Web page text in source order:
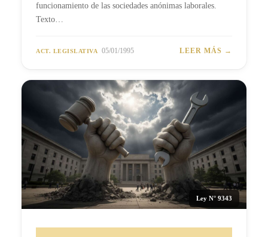
funcionamiento de las sociedades anónimas laborales.
Texto…
ACT. LEGISLATIVA 05/01/1995 LEER MÁS →
Ley N° 9343